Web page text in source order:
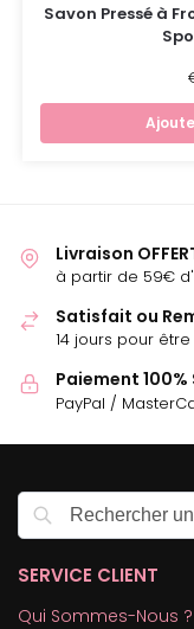
Savon Pressé à
Livraison
à partir de 59€
Satisfait ou
14 jours pour être
Paiement 100%
PayPal /
SERVICE CLIENT
Qui Sommes-Nous ?